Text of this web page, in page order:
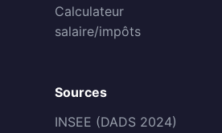
Calculateur
salaire/impôts
Sources
INSEE (DADS 2024)